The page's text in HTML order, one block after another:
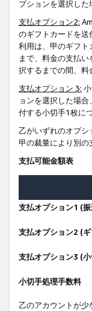
プションを選択し
支払オプション2:
のギフトカードを
利用は、甲のギフ
まで、料金の支払
択するまでの間、料
支払オプション 3:
ョンを選択した場
付する小切手1枚に
乙がいずれのオプ
甲の裁量により別
支払可能金額表
支払オプション1 (
支払オプション2 (
支払オプション3 (
小切手処理手数料
乙のアカウントが